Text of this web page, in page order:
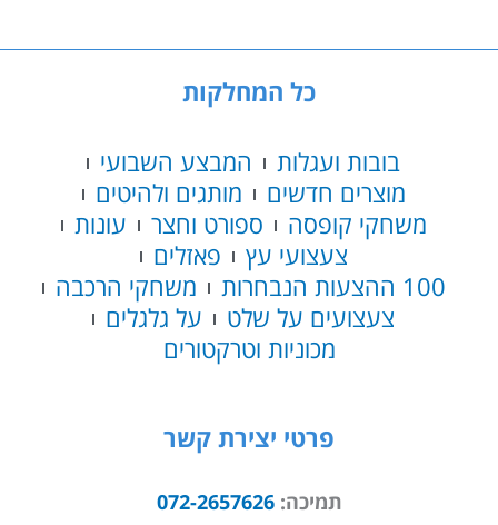
כל המחלקות
בובות ועגלות
המבצע השבועי
מוצרים חדשים
מותגים ולהיטים
משחקי קופסה
ספורט וחצר
עונות
צעצועי עץ
פאזלים
100 ההצעות הנבחרות
משחקי הרכבה
צעצועים על שלט
על גלגלים
מכוניות וטרקטורים
פרטי יצירת קשר
תמיכה:072-2657626